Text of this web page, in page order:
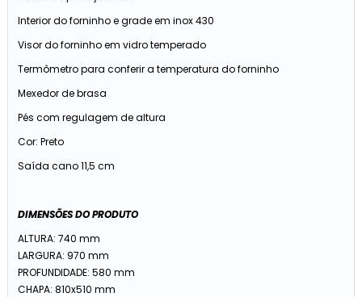
Interior do forninho e grade em inox 430
Visor do forninho em vidro temperado
Termômetro para conferir a temperatura do forninho
Mexedor de brasa
Pés com regulagem de altura
Cor: Preto
Saída cano 11,5 cm
DIMENSÕES DO PRODUTO
ALTURA: 740 mm
LARGURA: 970 mm
PROFUNDIDADE: 580 mm
CHAPA: 810x510 mm